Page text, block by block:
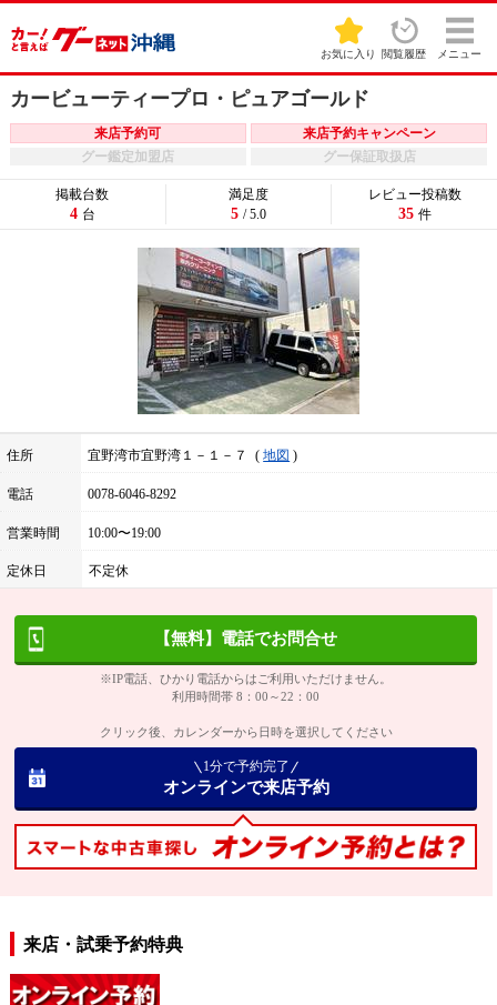
お気に入り 閲覧履歴 メニュー
カービューティープロ・ピュアゴールド
来店予約可
来店予約キャンペーン
グー鑑定加盟店
グー保証取扱店
住所 宜野湾市宜野湾１－１－７ 地図
電話 0078-6046-8292
営業時間 10:00〜19:00
定休日 不定休
掲載台数
4 台
満足度
5 / 5.0
レビュー投稿数
35 件
【無料】電話でお問合せ
※IP電話、ひかり電話からはご利用いただけません。
利用時間帯 8：00～22：00
クリック後、カレンダーから日時を選択してください
1分で予約完了
オンラインで来店予約
来店・試乗予約特典